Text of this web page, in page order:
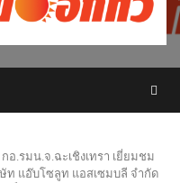
.รมน.จ.ฉะเชิงเทรา เยี่ยมชม
ท แอ๊บโซลูท แอสเซมบลี จํากัด